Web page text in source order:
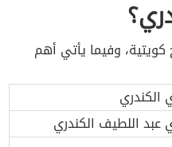
وفيما يأتي أهم
الكندري
عبد اللطيف الكندري